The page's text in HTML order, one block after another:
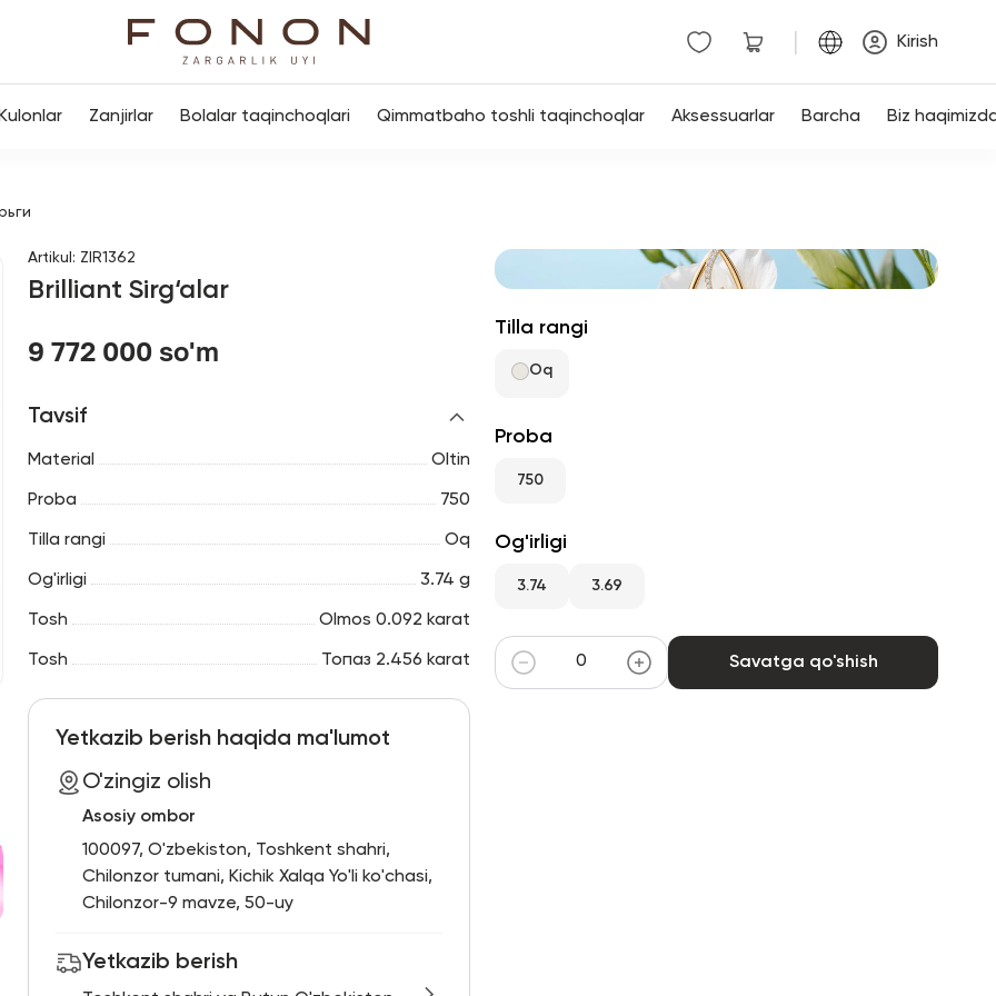
Kirish
Kulonlar Zanjirlar Bolalar taqinchoqlari Qimmatbaho toshli taqinchoqlar Aksessuarlar Barcha Biz
Artikul : ZIR1362
Brilliant Sirg‘alar
9 772 000 so'm
Tavsif
Material Oltin
Proba 750
Tilla rangi Oq
Og'irligi 3.74 g
Tosh Olmos 0.092 karat
Tosh Топаз 2.456 karat
Yetkazib berish haqida ma'lumot
O'zingiz olish
Asosiy ombor
100097, O'zbekiston, Toshkent shahri,
Chilonzor tumani, Kichik Xalqa Yo'li ko'chasi,
Chilonzor-9 mavze, 50-uy
Yetkazib berish
Tilla rangi
Oq
Proba
750
Og'irligi
3.74 3.69
Savatga qo'shish